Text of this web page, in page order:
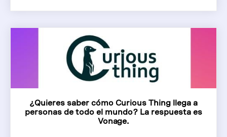
¿Quieres saber cómo Curious Thing llega a
personas de todo el mundo? La respuesta es
Vonage.